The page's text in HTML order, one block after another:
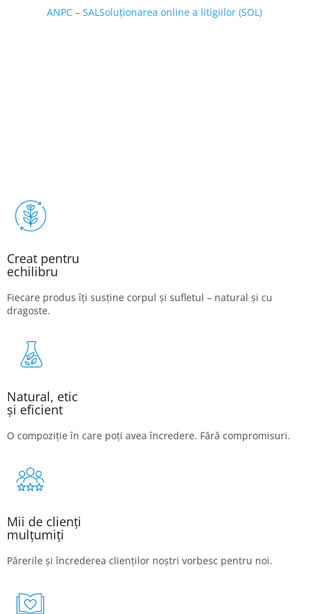
ANPC – SAL Soluționarea online a litigiilor (SOL)
Creat pentru
echilibru
Fiecare produs îți susține corpul și sufletul – natural și cu
dragoste.
Natural, etic
și eficient
O compoziție în care poți avea încredere. Fără compromisuri.
Mii de clienți
mulțumiți
Părerile și încrederea clienților noștri vorbesc pentru noi.